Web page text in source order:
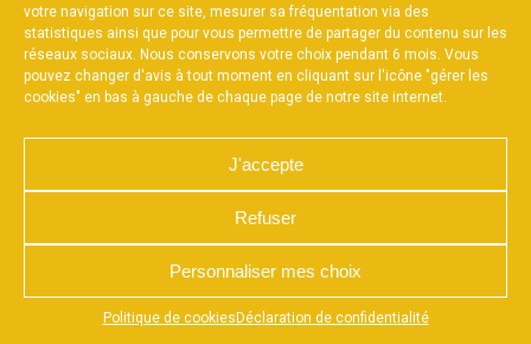
votre navigation sur ce site, mesurer sa fréquentation via des
statistiques ainsi que pour vous permettre de partager du contenu sur les
réseaux sociaux. Nous conservons votre choix pendant 6 mois. Vous
pouvez changer d'avis à tout moment en cliquant sur l'icône "gérer les
cookies" en bas à gauche de chaque page de notre site internet.
J'accepte
Refuser
Personnaliser mes choix
Politique de cookies Déclaration de confidentialité
Appuyez sur le bouton partager en bas de votre